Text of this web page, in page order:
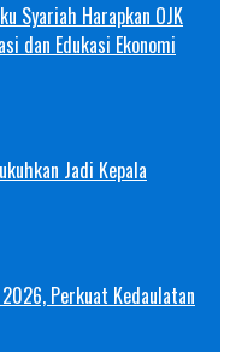
Syariah Harapkan OJK
dan Edukasi Ekonomi
Jadi Kepala
Perkuat Kedaulatan